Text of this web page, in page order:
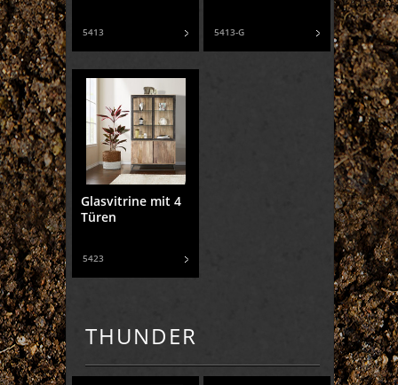
5413 5413-G
Glasvitrine mit 4
Türen
5423
THUNDER